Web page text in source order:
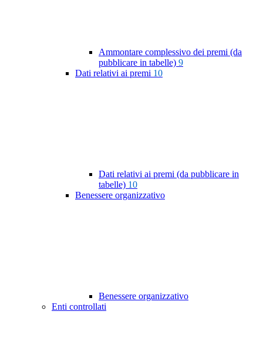
Ammontare complessivo dei premi (da
pubblicare in tabelle) 9
Dati relativi ai premi 10
Dati relativi ai premi (da pubblicare in
tabelle) 10
Benessere organizzativo
Benessere organizzativo
Enti controllati